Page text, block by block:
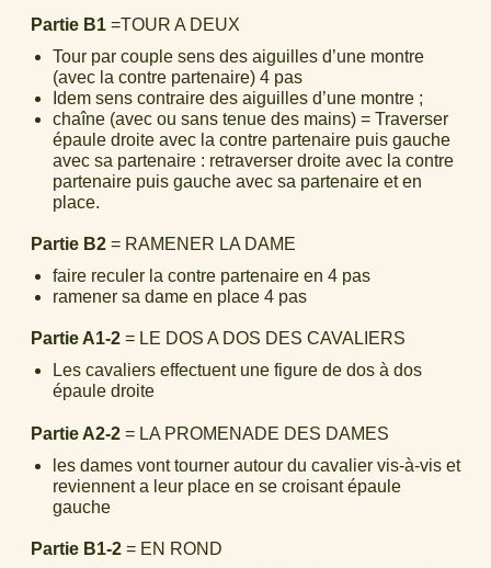
Partie B1=TOUR A DEUX
Tour par couple sens des aiguilles d’une montre
(avec la contre partenaire) 4 pas
Idem sens contraire des aiguilles d’une montre ;
chaîne (avec ou sans tenue des mains) = Traverser
épaule droite avec la contre partenaire puis gauche
avec sa partenaire : retraverser droite avec la contre
partenaire puis gauche avec sa partenaire et en
place.
Partie B2= RAMENER LA DAME
faire reculer la contre partenaire en 4 pas
ramener sa dame en place 4 pas
Partie A1-2= LE DOS A DOS DES CAVALIERS
Les cavaliers effectuent une figure de dos à dos
épaule droite
Partie A2-2= LA PROMENADE DES DAMES
les dames vont tourner autour du cavalier vis-à-vis et
reviennent a leur place en se croisant épaule
gauche
Partie B1-2= EN ROND